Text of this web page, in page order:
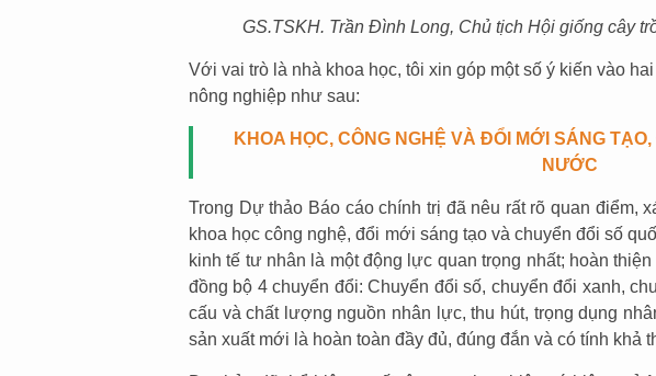
GS.TSKH. Trần Đình Long, Chủ tịch Hội giống cây
Với vai trò là nhà khoa học, tôi xin góp một số ý kiến vào
nông nghiệp như sau:
KHOA HỌC, CÔNG NGHỆ VÀ ĐỔI MỚI SÁNG
NƯỚC
Trong Dự thảo Báo cáo chính trị đã nêu rất rõ quan điểm,
khoa học công nghệ, đổi mới sáng tạo và chuyển đổi số
kinh tế tư nhân là một động lực quan trọng nhất; hoàn
đồng bộ 4 chuyển đổi: Chuyển đổi số, chuyển đổi xanh,
cấu và chất lượng nguồn nhân lực, thu hút, trọng dụng
sản xuất mới là hoàn toàn đầy đủ, đúng đắn và có tính khả